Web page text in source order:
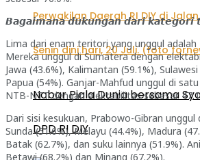
Nobar Piala Dunia bersama
DPD RI DIY
𝘽𝙖𝙜𝙖𝙞𝙢𝙖𝙣𝙖 𝙙𝙪𝙠𝙪𝙣𝙜𝙖𝙣 𝙙𝙖𝙧𝙞 𝙠𝙖𝙩𝙚𝙜𝙤𝙧𝙞
Lima dari enam teritori yang unggul adalah
Mereka unggul di Sumatera dengan
Jawa (43.6%), Kalimantan (59.1%),
Papua (54%). Ganjar-Mahfud unggul di
NTB-NTT dengan elektabilitas sebesar
Dari sisi kesukuan, Prabowo-Gibran unggul
Sunda (51.6%), Melayu (44.4%), Madura
Batak (62.7%), dan suku lainnya (51.9%).
Betawi (68.2%) dan Minang (67.2%).